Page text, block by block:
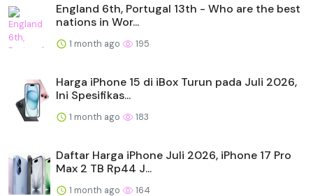
England 6th, Portugal 13th - Who are the best
nations in Wor...
1 month ago 195
Harga iPhone 15 di iBox Turun pada Juli 2026,
Ini Spesifikas...
1 month ago 183
Daftar Harga iPhone Juli 2026, iPhone 17 Pro
Max 2 TB Rp44 J...
1 month ago 164